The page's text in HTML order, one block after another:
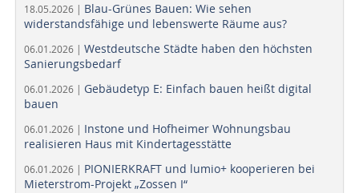
18.05.2026 | Blau-Grünes Bauen: Wie sehen
widerstandsfähige und lebenswerte Räume aus?
06.01.2026 | Westdeutsche Städte haben den höchsten
Sanierungsbedarf
06.01.2026 | Gebäudetyp E: Einfach bauen heißt digital
bauen
06.01.2026 | Instone und Hofheimer Wohnungsbau
realisieren Haus mit Kindertagesstätte
06.01.2026 | PIONIERKRAFT und lumio+ kooperieren bei
Mieterstrom-Projekt „Zossen I“